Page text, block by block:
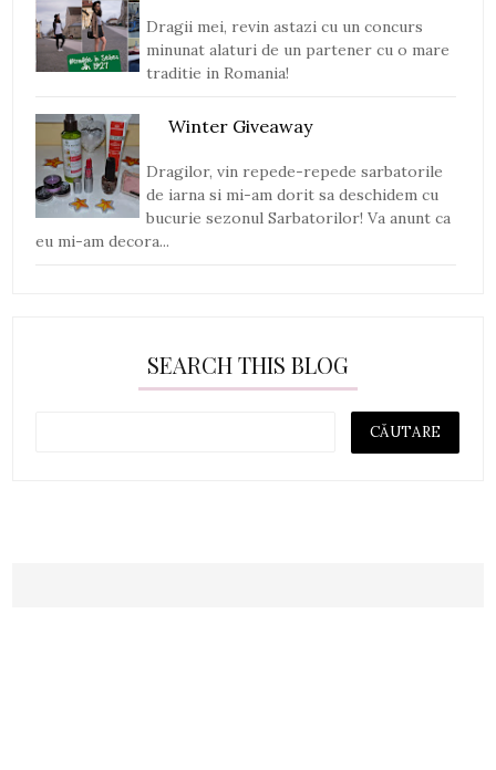
Dragii mei, revin astazi cu un concurs
minunat alaturi de un partener cu o mare
traditie in Romania!
Winter Giveaway
Dragilor, vin repede-repede sarbatorile
de iarna si mi-am dorit sa deschidem cu
bucurie sezonul Sarbatorilor! Va anunt ca
eu mi-am decora...
SEARCH THIS BLOG